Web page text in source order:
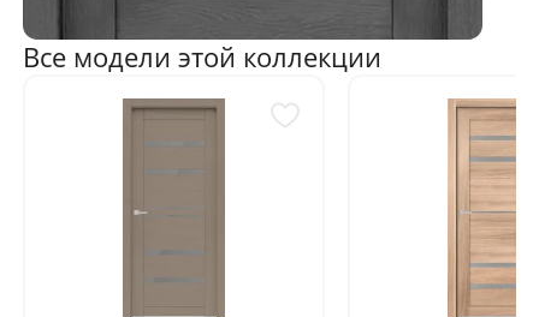
Все модели этой коллекции